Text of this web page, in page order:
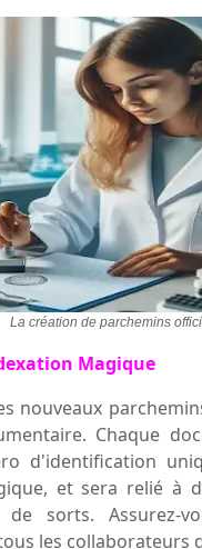
La création de parchemins
Magique
nouveaux
Chaque
d'identification
et sera relié à
sorts. Assurez-
les collaborateurs